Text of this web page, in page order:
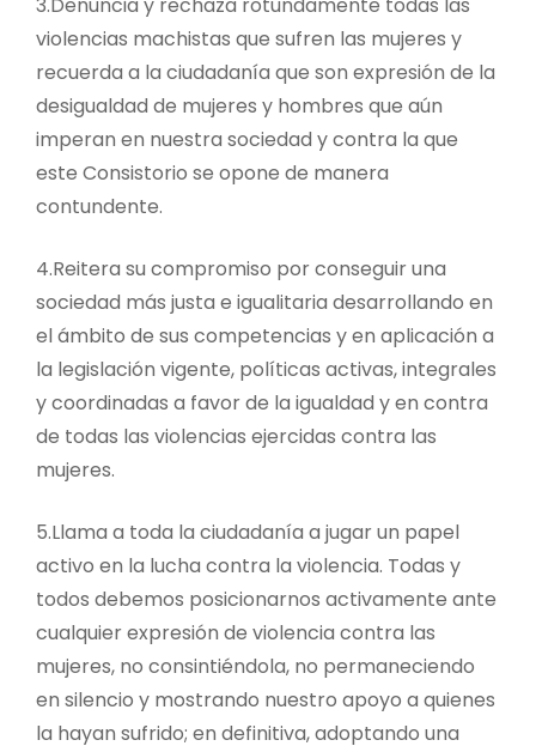
3.​Denuncia y rechaza rotundamente todas las
violencias machistas que sufren las mujeres y
recuerda a la ciudadanía que son expresión de la
desigualdad de mujeres y hombres que aún
imperan en nuestra sociedad y contra la que
este Consistorio se opone de manera
contundente.
4.​Reitera su compromiso por conseguir una
sociedad más justa e igualitaria desarrollando en
el ámbito de sus competencias y en aplicación a
la legislación vigente, políticas activas, integrales
y coordinadas a favor de la igualdad y en contra
de todas las violencias ejercidas contra las
mujeres.
5.​Llama a toda la ciudadanía a jugar un papel
activo en la lucha contra la violencia. Todas y
todos debemos posicionarnos activamente ante
cualquier expresión de violencia contra las
mujeres, no consintiéndola, no permaneciendo
en silencio y mostrando nuestro apoyo a quienes
la hayan sufrido; en definitiva, adoptando una